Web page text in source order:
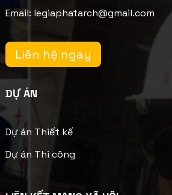
Email: legiaphatarch@gmail.com
Liên hệ ngay
DỰ ÁN
Dự án Thiết kế
Dự án Thi công